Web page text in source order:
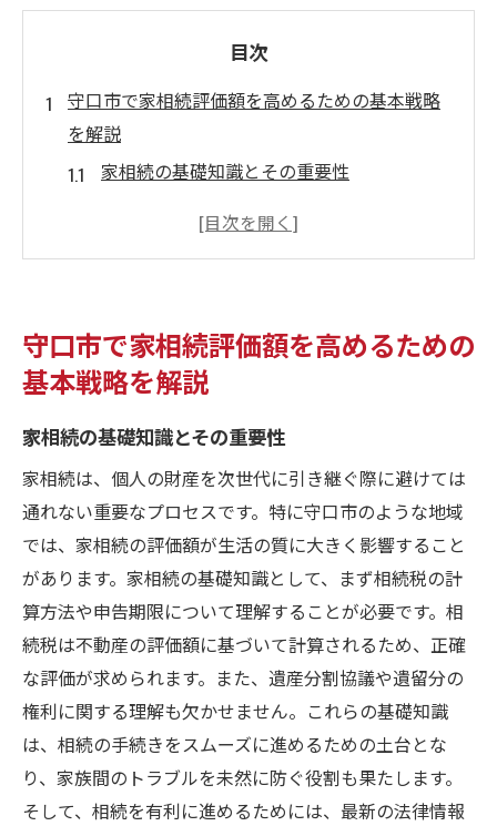
目次
守口市で家相続評価額を高めるための基本戦略
を解説
家相続の基礎知識とその重要性
守口市の不動産市場の現状を把握
家相続の手続きで注意すべきポイント
地域特性を活かした守口市の家相続評価のコツ
守口市の交通アクセスと生活環境の魅力
地域の歴史や文化が評価額に与える影響
周辺施設の充実度と評価の関係
住宅地の需要と供給を見極める方法
地元の不動産業者の情報を活用する
地域特性を活かした戦略的評価
守口市で家相続評価額を最大化するためのポイ
ントとは
効果的なリフォームで資産価値を上げる
市場動向を反映した価格設定の重要性
適切なタイミングで評価額を見直す
守口市で家相続評価額を高めるための
基本戦略を解説
家相続の基礎知識とその重要性
家相続は、個人の財産を次世代に引き継ぐ際に避けては
通れない重要なプロセスです。特に守口市のような地域
では、家相続の評価額が生活の質に大きく影響すること
があります。家相続の基礎知識として、まず相続税の計
算方法や申告期限について理解することが必要です。相
続税は不動産の評価額に基づいて計算されるため、正確
な評価が求められます。また、遺産分割協議や遺留分の
権利に関する理解も欠かせません。これらの基礎知識
は、相続の手続きをスムーズに進めるための土台とな
り、家族間のトラブルを未然に防ぐ役割も果たします。
そして、相続を有利に進めるためには、最新の法律情報